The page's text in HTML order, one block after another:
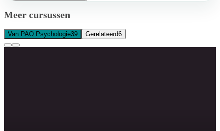
Meer cursussen
Van PAO Psychologie39 Gerelateerd6